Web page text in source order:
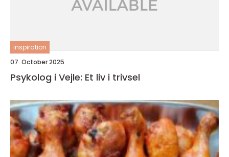
inspiration
07. October 2025
Psykolog i Vejle: Et liv i trivsel